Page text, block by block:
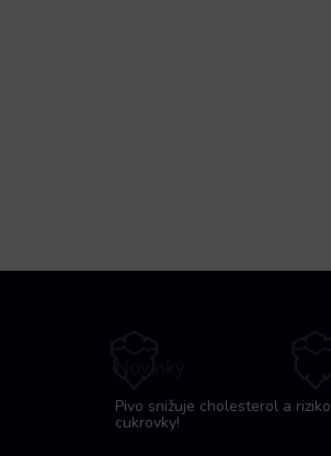
Pivo snižuje cholesterol a riziko
cukrovky!